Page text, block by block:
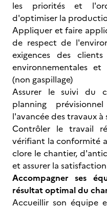
les priorités et
d'optimiser la
Appliquer et faire
de respect de
exigences des
environnementales
(non gaspillage)
Assurer le suivi du
planning
l'avancée des travaux à
Contrôler le travail
vérifiant la conformité
clore le chantier,
et assurer la
Accompagner ses
résultat optimal du
Accueillir son équipe